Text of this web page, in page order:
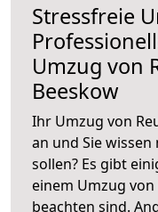
Stressfreie
Umzug von
Beeskow
Ihr Umzug von
an und Sie
sollen? Es gibt
einem Umzug
beachten sind.